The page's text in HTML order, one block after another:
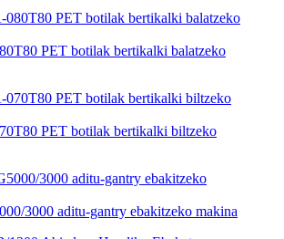
PET botilak bertikalki balatzeko
PET botilak bertikalki biltzeko
3000 aditu-gantry ebakitzeko makina